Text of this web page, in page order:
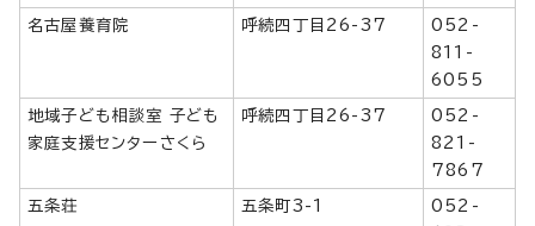
名古屋養育院 呼続四丁目26-37
052-
811-
6055
地域子ども相談室 子ども
家庭支援センターさくら
呼続四丁目26-37
052-
821-
7867
五条荘 五条町3-1
052-